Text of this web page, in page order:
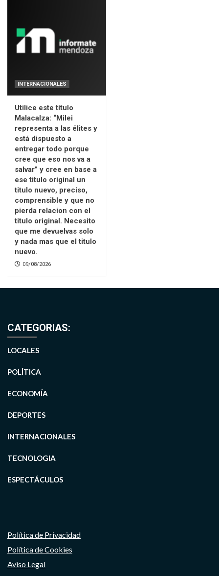
INTERNACIONALES
Utilice este título
Malacalza: “Milei
representa a las élites y
está dispuesto a
entregar todo porque
cree que eso nos va a
salvar” y cree en base a
ese titulo original un
titulo nuevo, preciso,
comprensible y que no
pierda relacion con el
titulo original. Necesito
que me devuelvas solo
y nada mas que el titulo
nuevo.
09/08/2026
CATEGORIAS:
LOCALES
POLÍTICA
ECONOMÍA
DEPORTES
INTERNACIONALES
TECNOLOGIA
ESPECTÁCULOS
Política de Privacidad
Política de Cookies
Aviso Legal